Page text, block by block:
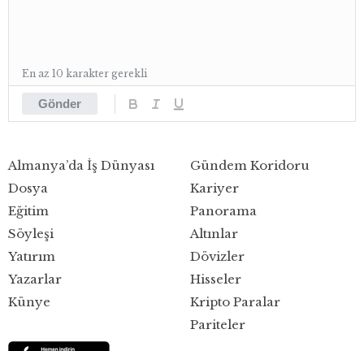
Gönder
En az 10 karakter gerekli
Almanya’da İş Dünyası
Dosya
Eğitim
Gündem Koridoru
Kariyer
Panorama
Söyleşi
Yatırım
Yazarlar
Künye
Altınlar
Dövizler
Hisseler
Kripto Paralar
Pariteler